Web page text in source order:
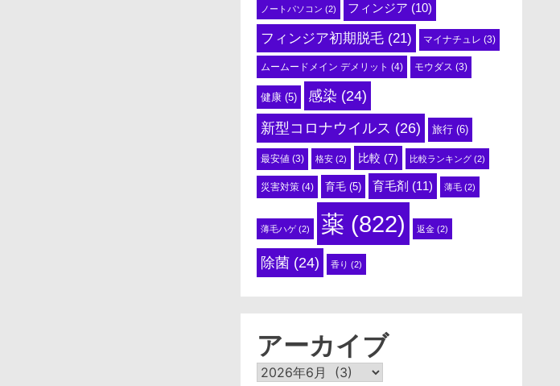
ノートパソコン (2) フィンジア (10)
フィンジア初期脱毛 (21) マイナチュレ (3)
ムームードメイン デメリット (4) モウダス (3)
健康 (5) 感染 (24)
新型コロナウイルス (26) 旅行 (6)
最安値 (3) 格安 (2) 比較 (7) 比較ランキング (2)
災害対策 (4) 育毛 (5) 育毛剤 (11) 薄毛 (2)
薄毛ハゲ(2) 薬 (822) 返金 (2)
除菌 (24) 香り (2)
アーカイブ
ア